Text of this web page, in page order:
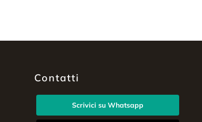
Contatti
Scrivici su Whatsapp